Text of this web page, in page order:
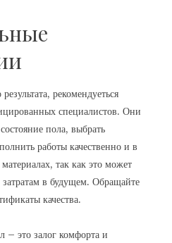
рекомендуеться
специалистов. Они
пола, выбрать
работы качественно и в
так как это может
в будущем. Обращайте
качества.
это залог комфорта и